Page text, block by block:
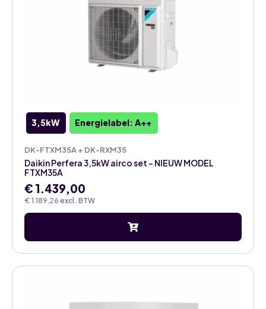
3,5kW Energielabel: A++
DK-FTXM35A + DK-RXM35
€ 1.189,26 excl. BTW
Daikin Perfera 3,5kW airco set – NIEUW MODEL
FTXM35A
€ 1.439,00